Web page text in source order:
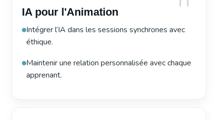
IA pour l'Animation
Intégrer l’IA dans les sessions synchrones avec
éthique.
Maintenir une relation personnalisée avec chaque
apprenant.